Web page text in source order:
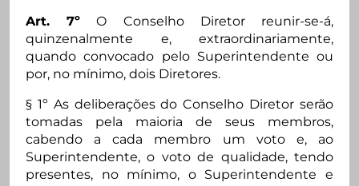
Art. 7º O Conselho Diretor reunir-se-á,
quinzenalmente e, extraordinariamente,
quando convocado pelo Superintendente ou
por, no mínimo, dois Diretores.
§ 1º As deliberações do Conselho Diretor serão
tomadas pela maioria de seus membros,
cabendo a cada membro um voto e, ao
Superintendente, o voto de qualidade, tendo
presentes, no mínimo, o Superintendente e